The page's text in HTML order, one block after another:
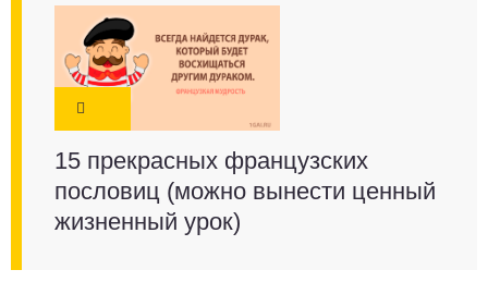
15 прекрасных французских
пословиц (можно вынести ценный
жизненный урок)